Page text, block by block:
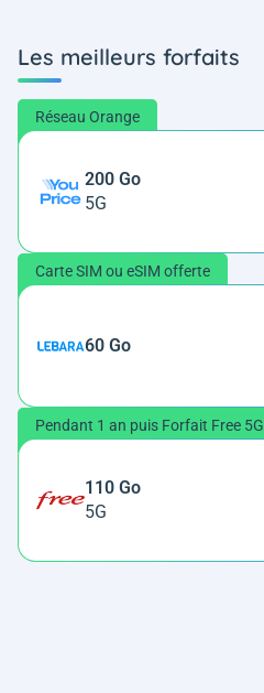
Les meilleurs forfaits
Réseau Orange
200 Go
5G
Carte SIM ou eSIM offerte
60 Go
Pendant 1 an puis Forfait Free 5G
110 Go
5G